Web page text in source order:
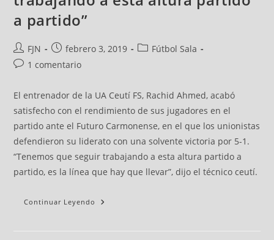
a partido”
FJN febrero 3, 2019
Fútbol Sala
1 comentario
El entrenador de la UA Ceutí FS, Rachid Ahmed, acabó
satisfecho con el rendimiento de sus jugadores en el
partido ante el Futuro Carmonense, en el que los unionistas
defendieron su liderato con una solvente victoria por 5-1.
“Tenemos que seguir trabajando a esta altura partido a
partido, es la línea que hay que llevar”, dijo el técnico ceutí.
Continuar Leyendo